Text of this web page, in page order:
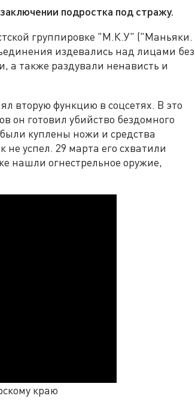
подростка под стражу.
группировке "М.К.У" ("Маньяки.
издевались над лицами без
а также раздували ненависть и
вторую функцию в соцсетях. В это
он готовил убийство бездомного
куплены ножи и средства
успел. 29 марта его схватили
нашли огнестрельное оружие,
краю